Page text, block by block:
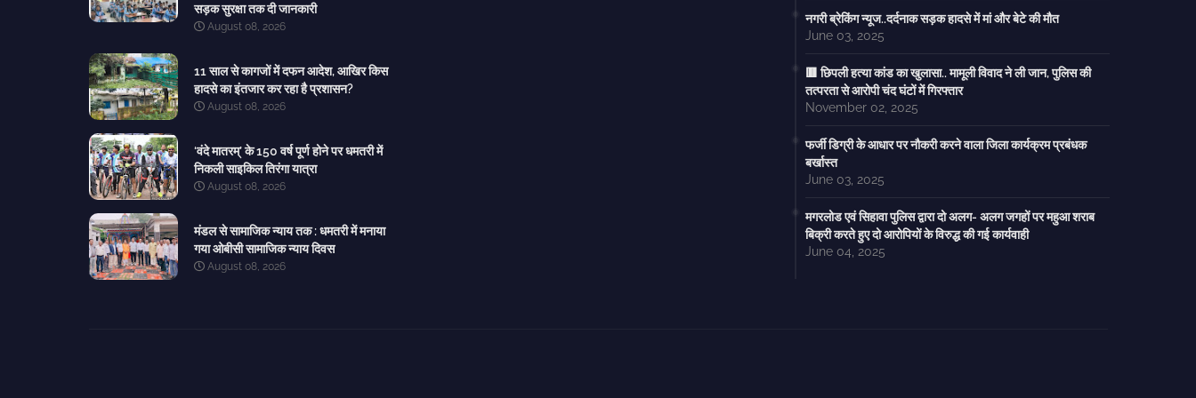
सड़क सुरक्षा तक दी जानकारी
August 08, 2026
11 साल से कागजों में दफन आदेश, आखिर किस
हादसे का इंतजार कर रहा है प्रशासन?
August 08, 2026
‘वंदे मातरम्’ के 150 वर्ष पूर्ण होने पर धमतरी में
निकली साइकिल तिरंगा यात्रा
August 08, 2026
मंडल से सामाजिक न्याय तक : धमतरी में मनाया
गया ओबीसी सामाजिक न्याय दिवस
August 08, 2026
नगरी ब्रेकिंग न्यूज..दर्दनाक सड़क हादसे में मां और बेटे की मौत
June 03, 2025
🟥 छिपली हत्या कांड का खुलासा.. मामूली विवाद ने ली जान, पुलिस की
तत्परता से आरोपी चंद घंटों में गिरफ्तार
November 02, 2025
फर्जी डिग्री के आधार पर नौकरी करने वाला जिला कार्यक्रम प्रबंधक
बर्खास्त
June 03, 2025
मगरलोड एवं सिहावा पुलिस द्वारा दो अलग- अलग जगहों पर महुआ शराब
बिक्री करते हुए दो आरोपियों के विरुद्ध की गई कार्यवाही
June 04, 2025